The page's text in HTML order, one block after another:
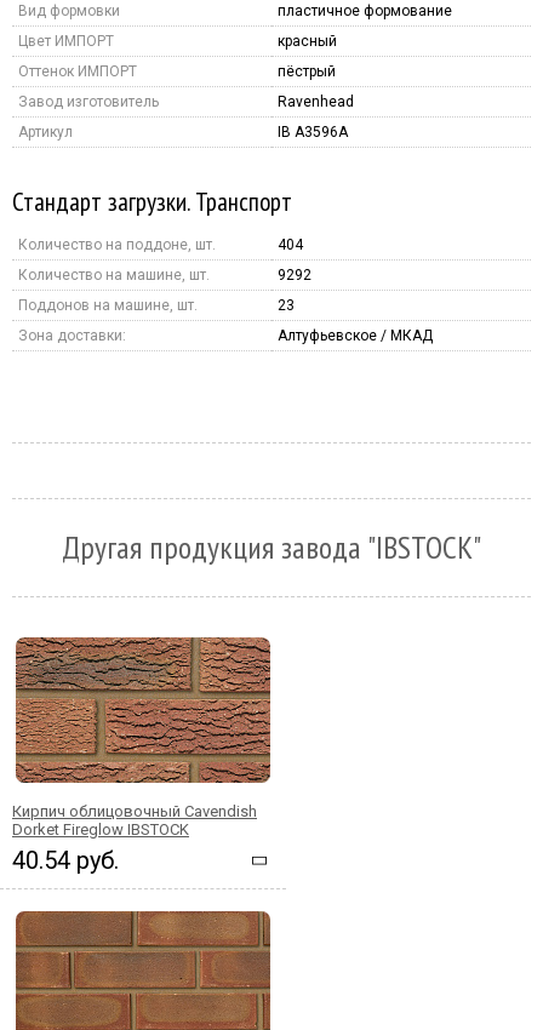
Вид формовки
пластичное формование
Цвет ИМПОРТ
красный
Оттенок ИМПОРТ
пёстрый
Завод изготовитель
Ravenhead
Артикул
IB A3596A
Стандарт загрузки. Транспорт
Количество на поддоне, шт.
404
Количество на машине, шт.
9292
Поддонов на машине, шт.
23
Зона доставки:
Алтуфьевское / МКАД
Другая продукция завода "IBSTOCK"
Кирпич облицовочный Cavendish
Dorket Fireglow IBSTOCK
40.54 руб.